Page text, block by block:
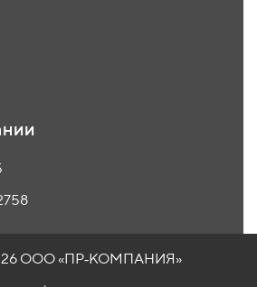
ООО «ПР‑КОМПАНИЯ»